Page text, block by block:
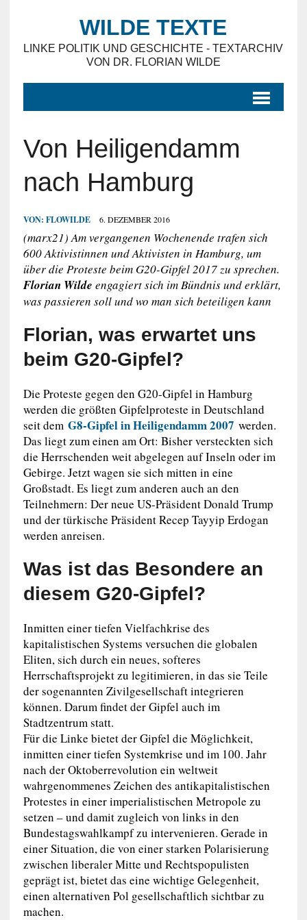
WILDE TEXTE
LINKE POLITIK UND GESCHICHTE - TEXTARCHIV
VON DR. FLORIAN WILDE
Von Heiligendamm
nach Hamburg
VON: FLOWILDE 6. DEZEMBER 2016
(marx21) Am vergangenen Wochenende trafen sich
600 Aktivistinnen und Aktivisten in Hamburg, um
über die Proteste beim G20-Gipfel 2017 zu sprechen.
Florian Wilde engagiert sich im Bündnis und erklärt,
was passieren soll und wo man sich beteiligen kann
Florian, was erwartet uns
beim G20-Gipfel?
Die Proteste gegen den G20-Gipfel in Hamburg
werden die größten Gipfelproteste in Deutschland
seit dem G8-Gipfel in Heiligendamm 2007 werden.
Das liegt zum einen am Ort: Bisher versteckten sich
die Herrschenden weit abgelegen auf Inseln oder im
Gebirge. Jetzt wagen sie sich mitten in eine
Großstadt. Es liegt zum anderen auch an den
Teilnehmern: Der neue US-Präsident Donald Trump
und der türkische Präsident Recep Tayyip Erdogan
werden anreisen.
Was ist das Besondere an
diesem G20-Gipfel?
Inmitten einer tiefen Vielfachkrise des
kapitalistischen Systems versuchen die globalen
Eliten, sich durch ein neues, softeres
Herrschaftsprojekt zu legitimieren, in das sie Teile
der sogenannten Zivilgesellschaft integrieren
können. Darum findet der Gipfel auch im
Stadtzentrum statt.
Für die Linke bietet der Gipfel die Möglichkeit,
inmitten einer tiefen Systemkrise und im 100. Jahr
nach der Oktoberrevolution ein weltweit
wahrgenommenes Zeichen des antikapitalistischen
Protestes in einer imperialistischen Metropole zu
setzen – und damit zugleich von links in den
Bundestagswahlkampf zu intervenieren. Gerade in
einer Situation, die von einer starken Polarisierung
zwischen liberaler Mitte und Rechtspopulisten
geprägt ist, bietet das eine wichtige Gelegenheit,
einen alternativen Pol gesellschaftlich sichtbar zu
machen.